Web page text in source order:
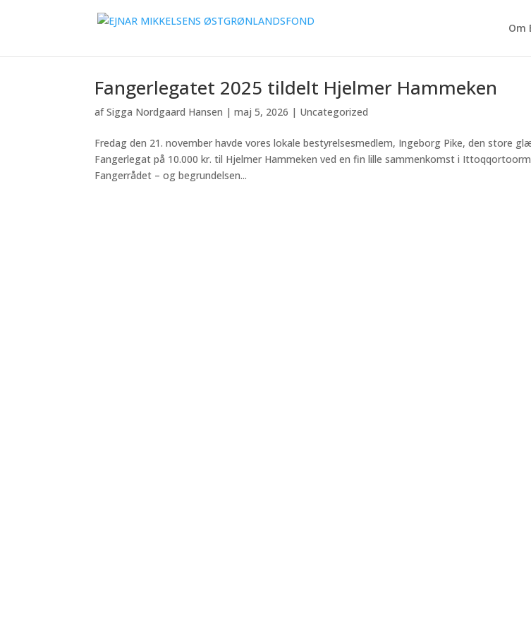
Om
Fangerlegatet 2025 tildelt Hjelmer Hammeken
afSigga Nordgaard Hansen |maj 5, 2026 | Uncategorized
Fredag den 21. november havde vores lokale bestyrelsesmedlem, Ingeborg Pike, den store
Fangerlegat på 10.000 kr. til Hjelmer Hammeken ved en fin lille sammenkomst i
Fangerrådet – og begrundelsen...